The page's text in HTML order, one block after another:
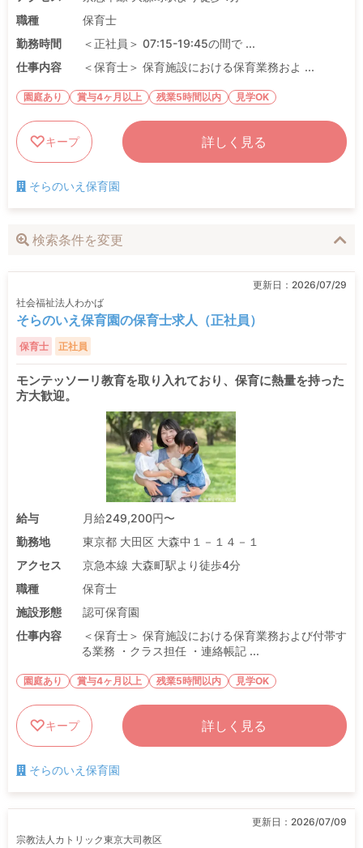
職種
保育士
勤務時間
＜正社員＞ 07:15-19:45の間で ...
仕事内容
＜保育士＞ 保育施設における保育業務およ ...
園庭あり 賞与4ヶ月以上 残業5時間以内 見学OK
キープ 詳しく見る
そらのいえ保育園
検索条件を変更
更新日： 2026/07/29
社会福祉法人わかば
そらのいえ保育園の保育士求人（正社員）
保育士 正社員
モンテッソーリ教育を取り入れており、保育に熱量を持った
方大歓迎。
給与
月給249,200円〜
勤務地
東京都 大田区 大森中１－１４－１
アクセス
京急本線 大森町駅より徒歩4分
職種
保育士
施設形態
認可保育園
仕事内容
＜保育士＞ 保育施設における保育業務および付帯す
る業務 ・クラス担任 ・連絡帳記 ...
園庭あり 賞与4ヶ月以上 残業5時間以内 見学OK
キープ 詳しく見る
そらのいえ保育園
更新日： 2026/07/09
宗教法人カトリック東京大司教区